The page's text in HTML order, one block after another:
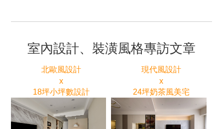
室內設計、裝潢風格專訪文章
北歐風設計
x
18坪小坪數設計
現代風設計
x
24坪奶茶風美宅